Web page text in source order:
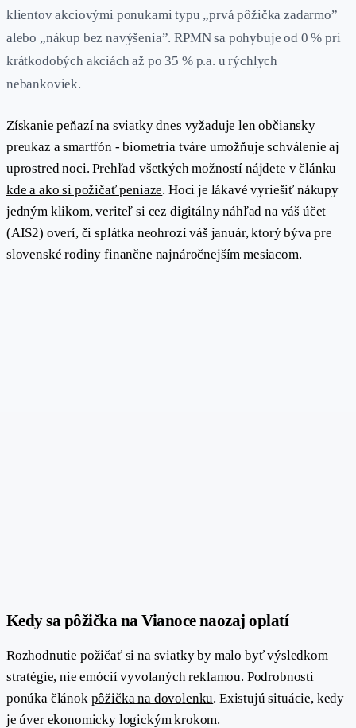
klientov akciovými ponukami typu „prvá pôžička zadarmo”
alebo „nákup bez navýšenia”. RPMN sa pohybuje od 0 % pri
krátkodobých akciách až po 35 % p.a. u rýchlych
nebankoviek.
Získanie peňazí na sviatky dnes vyžaduje len občiansky
preukaz a smartfón - biometria tváre umožňuje schválenie aj
uprostred noci. Prehľad všetkých možností nájdete v článku
kde a ako si požičať peniaze. Hoci je lákavé vyriešiť nákupy
jedným klikom, veriteľ si cez digitálny náhľad na váš účet
(AIS2) overí, či splátka neohrozí váš január, ktorý býva pre
slovenské rodiny finančne najnáročnejším mesiacom.
Kedy sa pôžička na Vianoce naozaj oplatí
Rozhodnutie požičať si na sviatky by malo byť výsledkom
stratégie, nie emócií vyvolaných reklamou. Podrobnosti
ponúka článok pôžička na dovolenku. Existujú situácie, kedy
je úver ekonomicky logickým krokom.